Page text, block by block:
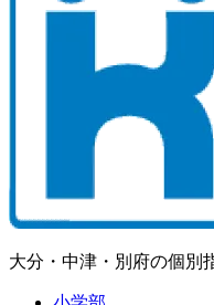
大分・中津・別府の個別